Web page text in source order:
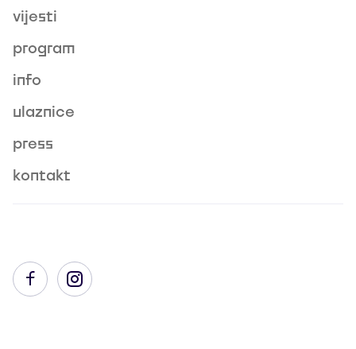
vijesti
program
info
ulaznice
press
kontakt